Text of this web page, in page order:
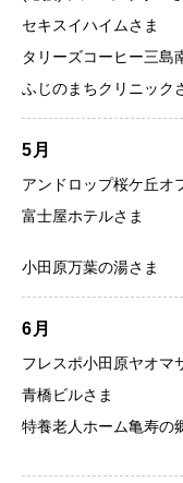
セキスイハイムさま
タリーズコーヒー三島
ふじのまちクリニック
5月
アンドロップ桜ケ丘オ
富士屋ホテルさま
小田原万葉の湯さま
6月
フレスポ小田原ヤオマ
青橋ビルさま
特養老人ホーム亀寿の